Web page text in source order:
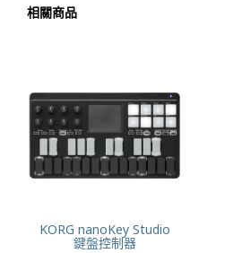
相關商品
KORG nanoKey Studio
鍵盤控制器